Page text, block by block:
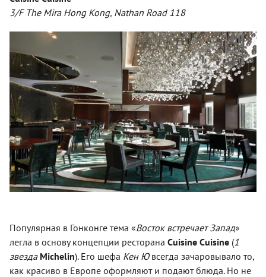
3/F The Mira Hong Kong, Nathan Road 118
Популярная в Гонконге тема «Восток встречает Запад»
легла в основу концепции ресторана Cuisine Cuisine (1
звезда Michelin). Его шефа Кен Ювсегда зачаровывало то,
как красиво в Европе оформляют и подают блюда. Но не